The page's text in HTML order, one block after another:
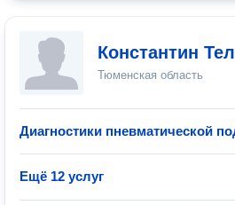
Константин
Тюменская область
Диагностики пневматической
Ещё 12 услуг